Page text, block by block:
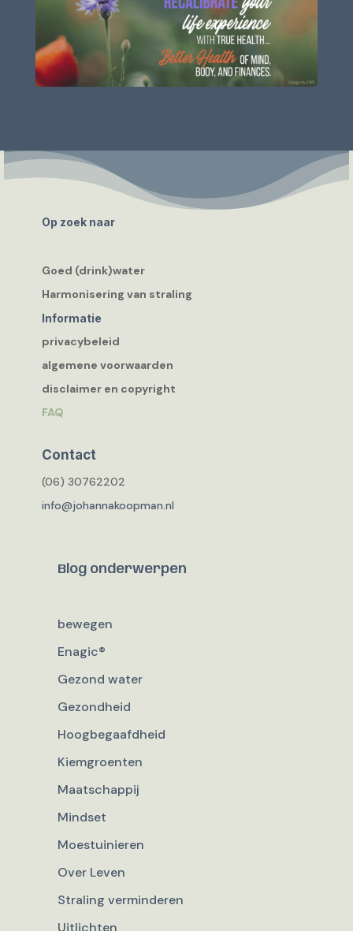
Op zoek naar
Goed (drink)water
Harmonisering van straling
Informatie
privacybeleid
algemene voorwaarden
disclaimer en copyright
FAQ
Contact
(06) 30762202
info@johannakoopman.nl
Blog onderwerpen
bewegen
Enagic®
Gezond water
Gezondheid
Hoogbegaafdheid
Kiemgroenten
Maatschappij
Mindset
Moestuinieren
Over Leven
Straling verminderen
Uitlichten